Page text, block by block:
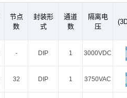
非隔离电源 全国产化产品
辅助模块(EMC/冗余) 电流检测&磁
节点
数
封装形
式
通道
数
隔离电
压
- DIP 1 3000VDC
32 DIP 1 3750VAC